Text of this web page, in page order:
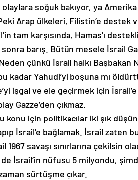
soğuk bakıyor, ya
Arap ülkeleri, Filistin’e destek
tam karşısında, Hamas’ı
barış. Bütün mesele İsrail
çünkü İsrail halkı Başbakan
kadar Yahudi’yi boşuna mı
işgal ve ele geçirmek için
Gazze’den çıkmaz.
konu için politikacılar iki şık
İsrail’e bağlamak. İsrail zaten
savaşı sınırlarına çekilsin
İsrail’in nüfusu 5 milyondu,
sürtüşme çıkar.